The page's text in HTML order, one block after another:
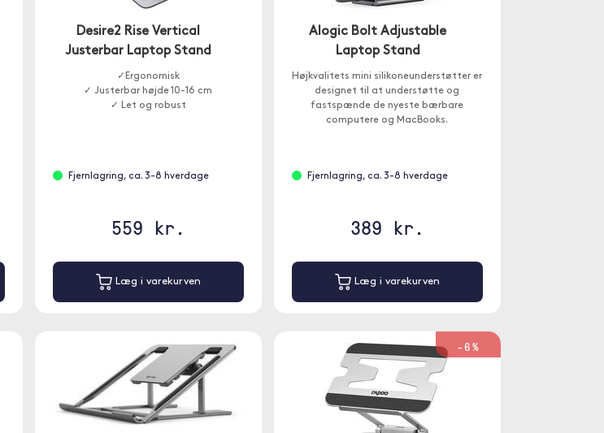
Desire2 Rise Vertical
Justerbar Laptop Stand
✓Ergonomisk
✓ Justerbar højde 10-16 cm
✓ Let og robust
Fjernlagring, ca. 3-8 hverdage
559 kr.
Læg i varekurven
Alogic Bolt Adjustable
Laptop Stand
Højkvalitets mini silikoneunderstøtter er
designet til at understøtte og
fastspænde de nyeste bærbare
computere og MacBooks.
Fjernlagring, ca. 3-8 hverdage
389 kr.
Læg i varekurven
-6%